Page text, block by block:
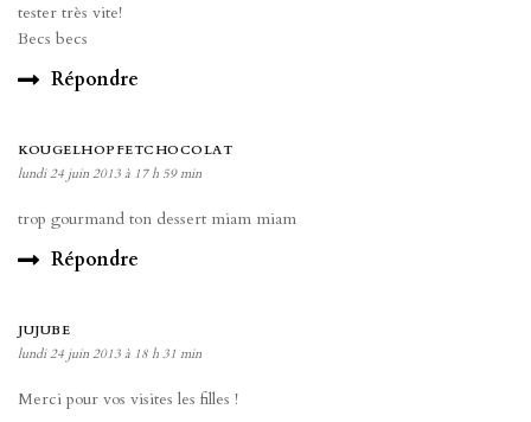
tester très vite!
Becs becs
Répondre
KOUGELHOPFETCHOCOLAT
lundi 24 juin 2013 à 17 h 59 min
trop gourmand ton dessert miam miam
Répondre
JUJUBE
lundi 24 juin 2013 à 18 h 31 min
Merci pour vos visites les filles !